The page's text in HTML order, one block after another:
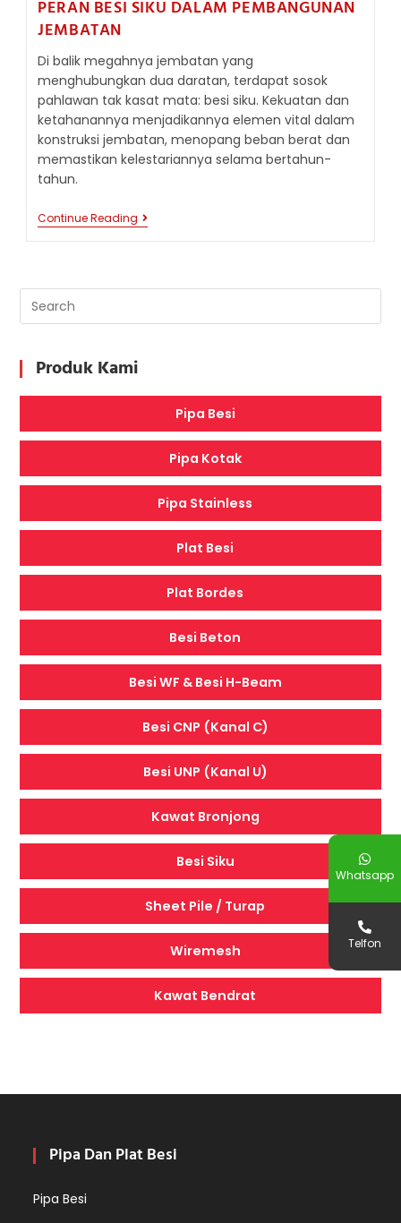
PERAN BESI SIKU DALAM PEMBANGUNAN
JEMBATAN
Di balik megahnya jembatan yang
menghubungkan dua daratan, terdapat sosok
pahlawan tak kasat mata: besi siku. Kekuatan dan
ketahanannya menjadikannya elemen vital dalam
konstruksi jembatan, menopang beban berat dan
memastikan kelestariannya selama bertahun-
tahun.
Continue Reading PERAN
BESI
JEMBATAN
Produk Kami
Pipa Besi
Pipa Kotak
Pipa Stainless
Plat Besi
Plat Bordes
Besi Beton
Besi WF & Besi H-Beam
Besi CNP (Kanal C)
Besi UNP (Kanal U)
Kawat Bronjong
Besi Siku
Sheet Pile / Turap
Wiremesh
Kawat Bendrat
Pipa Dan Plat Besi
Pipa Besi
Whatsapp
Telfon